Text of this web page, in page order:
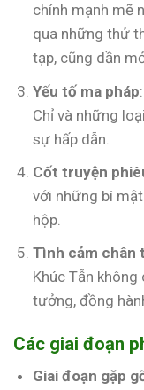
chính mạnh mẽ
qua những thử
tạp, cũng dần
Yếu tố ma pháp
Chỉ và những
sự hấp dẫn.
Cốt truyện
với những bí
hộp.
Tình cảm chân
Khúc Tẫn
tưởng, đồng
Các giai đoạn
Giai đoạn gặp